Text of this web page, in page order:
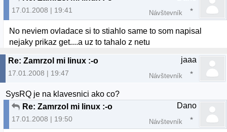
17.01.2008 | 19:41 Návštevník
No neviem ovladace si to stiahlo same to som napisal
nejaky prikaz get....a uz to tahalo z netu
Re: Zamrzol mi linux :-o
17.01.2008 | 19:47
jaaa
Návštevník
SysRQ je na klavesnici ako co?
Re: Zamrzol mi linux :-o
17.01.2008 | 19:50
Dano
Návštevník